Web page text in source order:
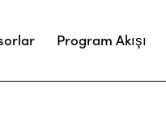
Program Akışı